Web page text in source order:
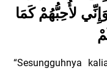
لأُحِبُّهُمْ كَمَا
“Sesungguhnya